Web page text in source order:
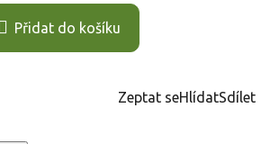
Přidat do košíku
Zeptat seHlídatSdílet